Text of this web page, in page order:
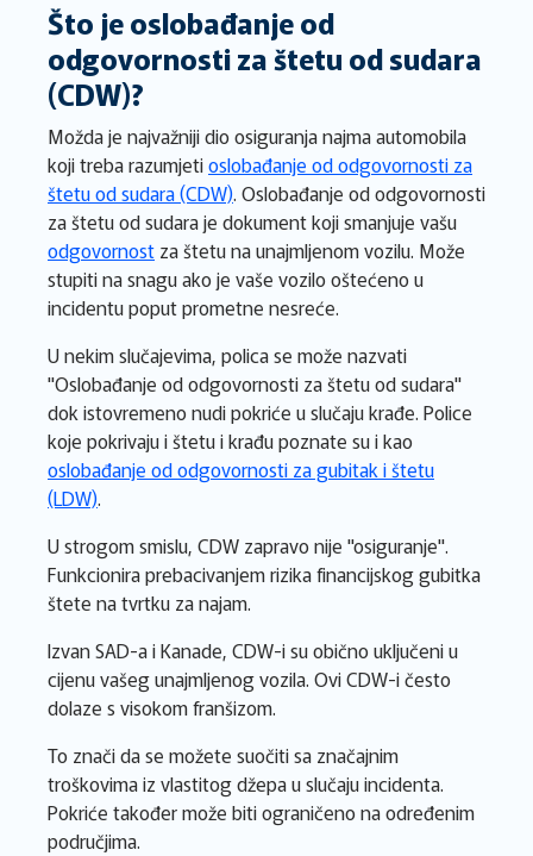
Što je oslobađanje od
odgovornosti za štetu od sudara
(CDW)?
Možda je najvažniji dio osiguranja najma automobila
koji treba razumjetioslobađanje od odgovornosti za
štetu od sudara (CDW). Oslobađanje od odgovornosti
za štetu od sudara je dokument koji smanjuje vašu
odgovornost za štetu na unajmljenom vozilu. Može
stupiti na snagu ako je vaše vozilo oštećeno u
incidentu poput prometne nesreće.
U nekim slučajevima, polica se može nazvati
"Oslobađanje od odgovornosti za štetu od sudara"
dok istovremeno nudi pokriće u slučaju krađe. Police
koje pokrivaju i štetu i krađu poznate su i kao
oslobađanje od odgovornosti za gubitak i štetu
(LDW).
U strogom smislu, CDW zapravo nije "osiguranje".
Funkcionira prebacivanjem rizika financijskog gubitka
štete na tvrtku za najam.
Izvan SAD-a i Kanade, CDW-i su obično uključeni u
cijenu vašeg unajmljenog vozila. Ovi CDW-i često
dolaze s visokom franšizom.
To znači da se možete suočiti sa značajnim
troškovima iz vlastitog džepa u slučaju incidenta.
Pokriće također može biti ograničeno na određenim
područjima.